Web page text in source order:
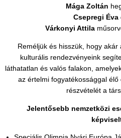
Mága Zoltán
Csepregi Éva
Várkonyi Attila
Reméljük és hisszük, hogy
kulturális rendezvényeink
láthatatlan és valós falakon,
az értelmi fogyatékossággal
részvételét a
Jelentősebb nemzetközi